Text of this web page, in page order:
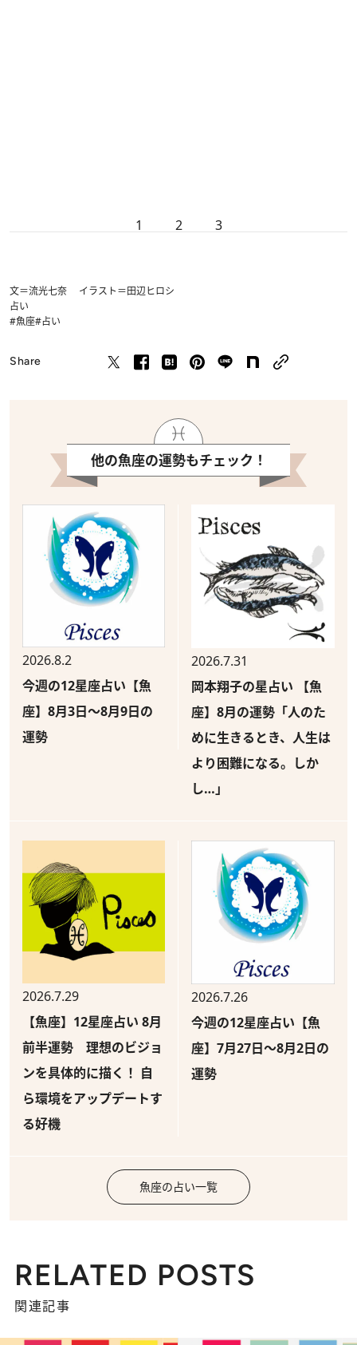
1 2 3
文＝流光七奈 イラスト＝田辺ヒロシ
占い
#魚座#占い
Share
他の魚座の運勢もチェック！
2026.8.2
今週の12星座占い【魚
座】8月3日～8月9日の
運勢
2026.7.31
岡本翔子の星占い 【魚
座】8月の運勢「人のた
めに生きるとき、人生は
より困難になる。しか
し…」
2026.7.29
【魚座】12星座占い 8月
前半運勢 理想のビジョ
ンを具体的に描く！ 自
ら環境をアップデートす
る好機
2026.7.26
今週の12星座占い【魚
座】7月27日～8月2日の
運勢
魚座の占い一覧
RELATED POSTS
関連記事